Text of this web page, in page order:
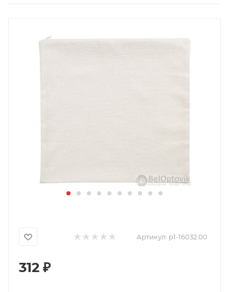
Артикул: p1-16032.00
312 ₽